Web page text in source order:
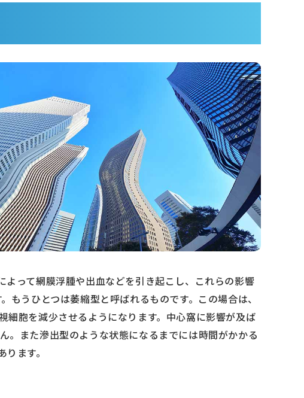
って網膜浮腫や出血などを引き起こし、これらの影響
うひとつは萎縮型と呼ばれるものです。この場合は、
胞を減少させるようになります。中心窩に影響が及ば
。また滲出型のような状態になるまでには時間がかかる
ます。